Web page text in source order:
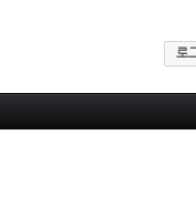
로